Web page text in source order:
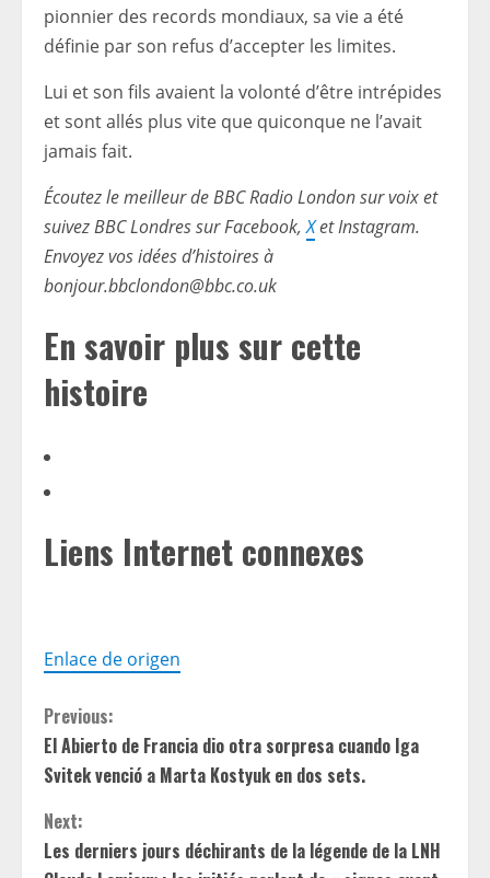
pionnier des records mondiaux, sa vie a été
définie par son refus d’accepter les limites.
Lui et son fils avaient la volonté d’être intrépides
et sont allés plus vite que quiconque ne l’avait
jamais fait.
Écoutez le meilleur de BBC Radio London survoixet
suivez BBC Londres surFacebook,XetInstagram.
Envoyez vos idées d’histoires à
bonjour.bbclondon@bbc.co.uk
En savoir plus sur cette
histoire
Liens Internet connexes
Enlace de origen
C
o
n
t
Previous:
El Abierto de Francia dio otra sorpresa cuando Iga
Svitek venció a Marta Kostyuk en dos sets.
Next:
Les derniers jours déchirants de la légende de la LNH